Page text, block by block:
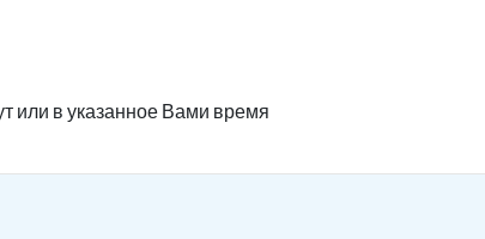
или в указанное Вами время